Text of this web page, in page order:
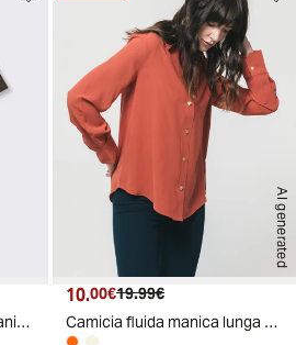
T-shirt cotone jacquard maniche corte - Moro
AI generated
Prezzo attuale
10.00€ Prezzo originale
19.99€
Camicia fluida manica lunga con bottoni dorati - Ruggine